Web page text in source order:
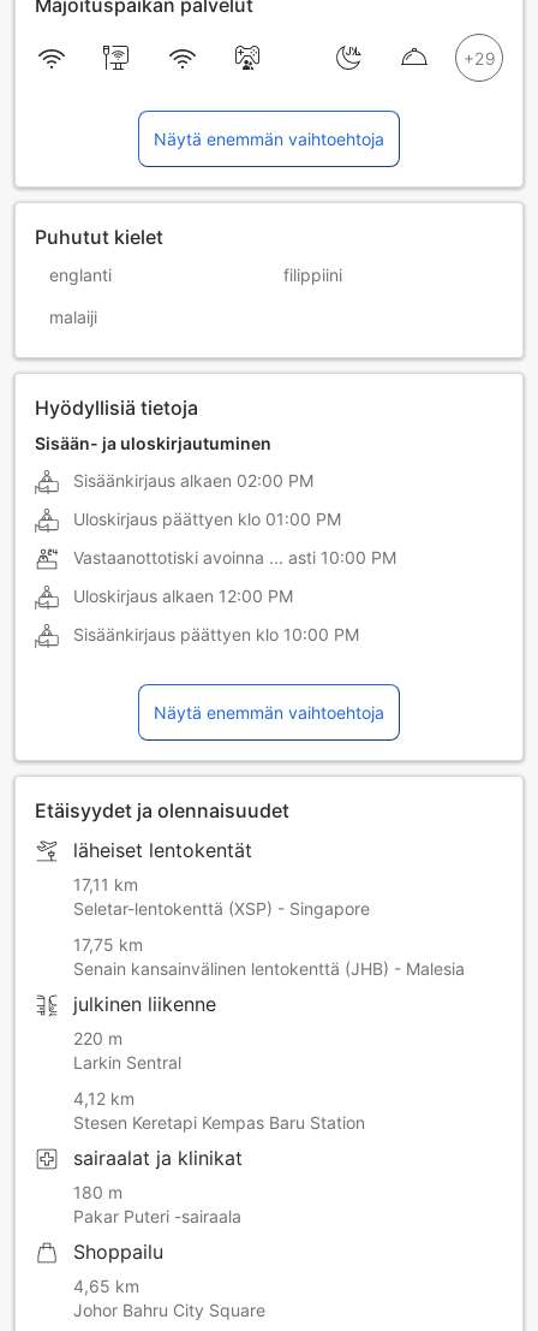
Majoituspaikan palvelut
Näytä enemmän vaihtoehtoja
Puhutut kielet
englanti filippiini
malaiji
Hyödyllisiä tietoja
Sisään- ja uloskirjautuminen
Sisäänkirjaus alkaen 02:00 PM
Uloskirjaus päättyen klo 01:00 PM
Vastaanottotiski avoinna ... asti 10:00 PM
Uloskirjaus alkaen 12:00 PM
Sisäänkirjaus päättyen klo 10:00 PM
Näytä enemmän vaihtoehtoja
Etäisyydet ja olennaisuudet
läheiset lentokentät
17,11 km
Seletar-lentokenttä (XSP) - Singapore
17,75 km
Senain kansainvälinen lentokenttä (JHB) - Malesia
julkinen liikenne
220 m
Larkin Sentral
4,12 km
Stesen Keretapi Kempas Baru Station
sairaalat ja klinikat
180 m
Pakar Puteri -sairaala
Shoppailu
4,65 km
Johor Bahru City Square